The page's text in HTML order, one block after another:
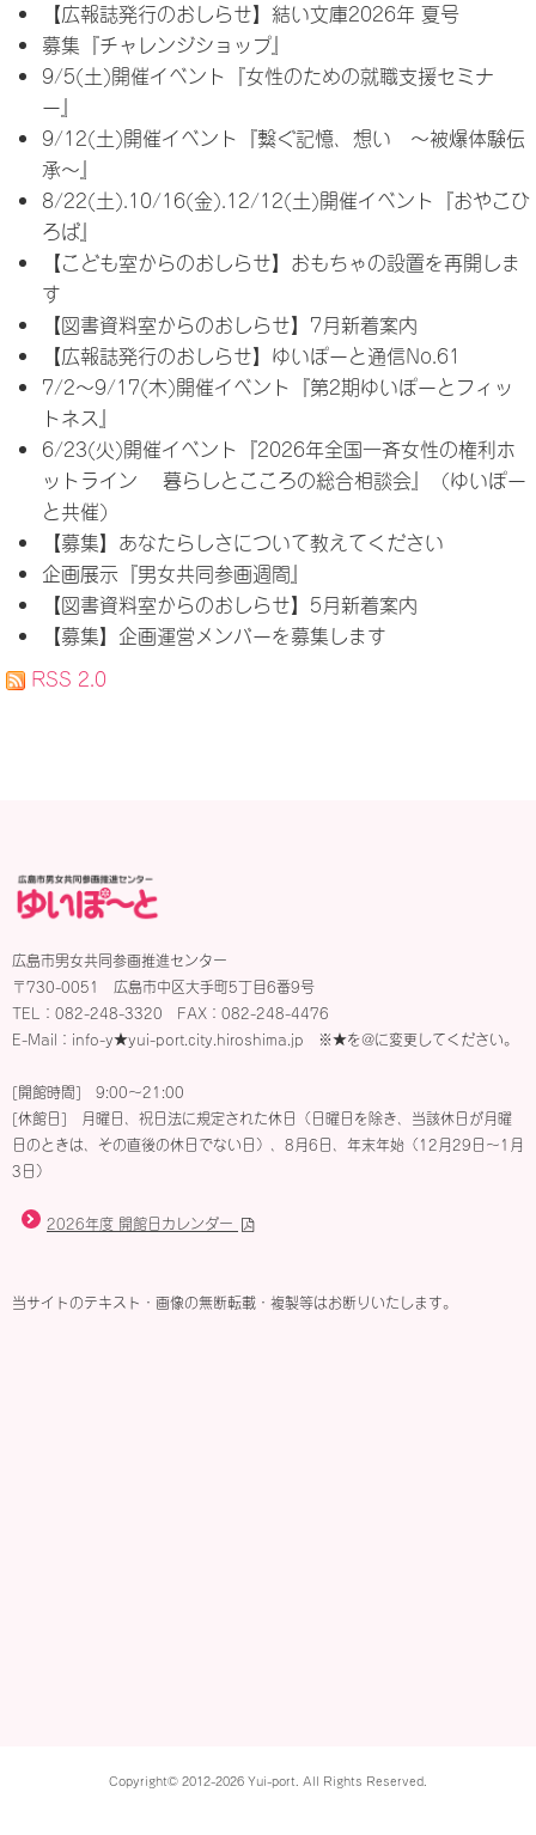
【広報誌発行のおしらせ】結い文庫2026年 夏号
募集『チャレンジショップ』
9/5(土)開催イベント『女性のための就職支援セミナ
ー』
9/12(土)開催イベント『繋ぐ記憶、想い ～被爆体験伝
承～』
8/22(土).10/16(金).12/12(土)開催イベント『おやこひ
ろば』
【こども室からのおしらせ】おもちゃの設置を再開しま
す
【図書資料室からのおしらせ】7月新着案内
【広報誌発行のおしらせ】ゆいぽーと通信No.61
7/2～9/17(木)開催イベント『第2期ゆいぽーとフィッ
トネス』
6/23(火)開催イベント『2026年全国一斉女性の権利ホ
ットライン 暮らしとこころの総合相談会』（ゆいぽー
と共催）
【募集】あなたらしさについて教えてください
企画展示『男女共同参画週間』
【図書資料室からのおしらせ】5月新着案内
【募集】企画運営メンバーを募集します
RSS 2.0
広島市男女共同参画推進センター
〒730-0051 広島市中区大手町5丁目6番9号
TEL：082-248-3320 FAX：082-248-4476
E-Mail：info-y★yui-port.city.hiroshima.jp ※★を@に変更してください。
[開館時間] 9:00〜21:00
[休館日] 月曜日、祝日法に規定された休日（日曜日を除き、当該休日が月曜
日のときは、その直後の休日でない日）、8月6日、年末年始（12月29日～1月
3日）
2026年度 開館日カレンダー
当サイトのテキスト・画像の無断転載・複製等はお断りいたします。
Copyright© 2012-2026 Yui-port. All Rights Reserved.